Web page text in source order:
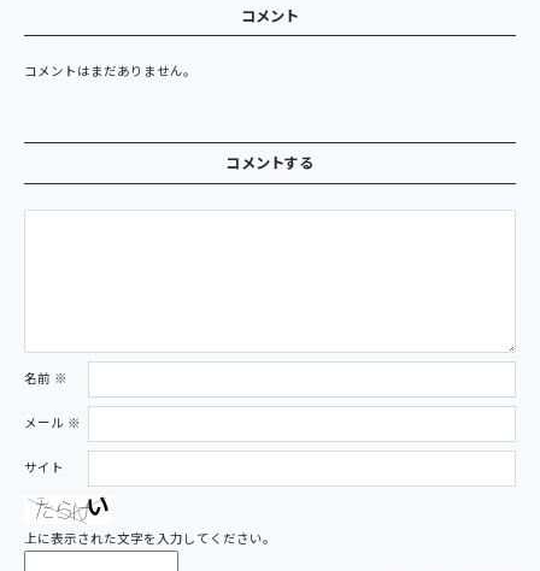
コメント
コメントはまだありません。
コメントする
名前 ※
メール ※
サイト
上に表示された文字を入力してください。